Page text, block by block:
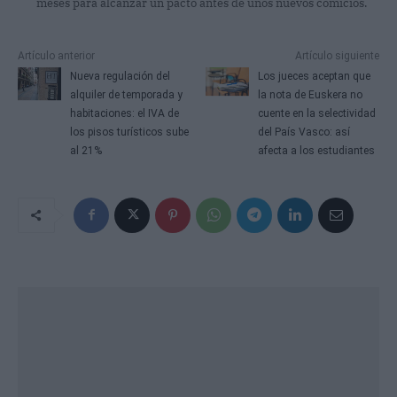
Artículo anterior
Nueva regulación del
alquiler de temporada y
habitaciones: el IVA de
los pisos turísticos sube
al 21%
Artículo siguiente
Los jueces aceptan que
la nota de Euskera no
cuente en la selectividad
del País Vasco: así
afecta a los estudiantes